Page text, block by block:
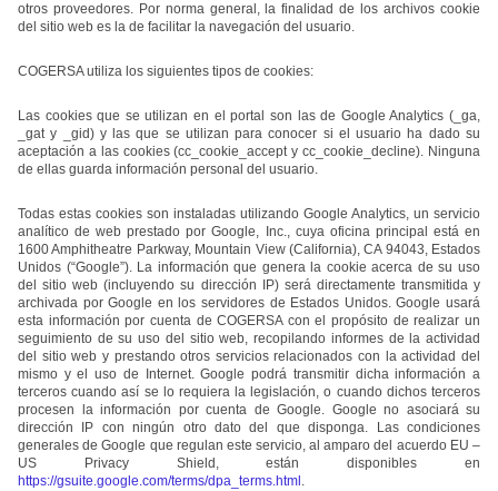
otros proveedores. Por norma general, la finalidad de los archivos cookie
del sitio web es la de facilitar la navegación del usuario.
COGERSA utiliza los siguientes tipos de cookies:
Las cookies que se utilizan en el portal son las de Google Analytics (_ga,
_gat y _gid) y las que se utilizan para conocer si el usuario ha dado su
aceptación a las cookies (cc_cookie_accept y cc_cookie_decline). Ninguna
de ellas guarda información personal del usuario.
Todas estas cookies son instaladas utilizando Google Analytics, un servicio
analítico de web prestado por Google, Inc., cuya oficina principal está en
1600 Amphitheatre Parkway, Mountain View (California), CA 94043, Estados
Unidos (“Google”). La información que genera la cookie acerca de su uso
del sitio web (incluyendo su dirección IP) será directamente transmitida y
archivada por Google en los servidores de Estados Unidos. Google usará
esta información por cuenta de COGERSA con el propósito de realizar un
seguimiento de su uso del sitio web, recopilando informes de la actividad
del sitio web y prestando otros servicios relacionados con la actividad del
mismo y el uso de Internet. Google podrá transmitir dicha información a
terceros cuando así se lo requiera la legislación, o cuando dichos terceros
procesen la información por cuenta de Google. Google no asociará su
dirección IP con ningún otro dato del que disponga. Las condiciones
generales de Google que regulan este servicio, al amparo del acuerdo EU –
US Privacy Shield, están disponibles en
https://gsuite.google.com/terms/dpa_terms.html .